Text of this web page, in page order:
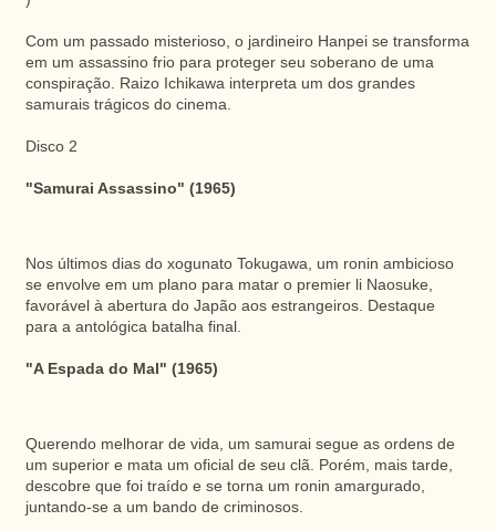
Com um passado misterioso, o jardineiro Hanpei se transforma
em um assassino frio para proteger seu soberano de uma
conspiração. Raizo Ichikawa interpreta um dos grandes
samurais trágicos do cinema.
Disco 2
"Samurai Assassino" (1965)
Nos últimos dias do xogunato Tokugawa, um ronin ambicioso
se envolve em um plano para matar o premier li Naosuke,
favorável à abertura do Japão aos estrangeiros. Destaque
para a antológica batalha final.
"A Espada do Mal" (1965)
Querendo melhorar de vida, um samurai segue as ordens de
um superior e mata um oficial de seu clã. Porém, mais tarde,
descobre que foi traído e se torna um ronin amargurado,
juntando-se a um bando de criminosos.